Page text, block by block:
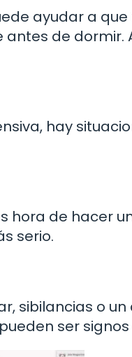
ayudar a que
de dormir.
hay
hora de hacer
serio.
sibilancias o
ser